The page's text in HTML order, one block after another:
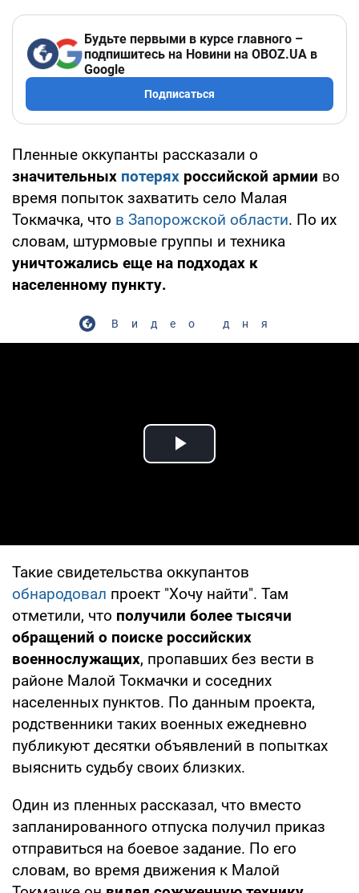
Будьте первыми в курсе главного –
подпишитесь на Новини на OBOZ.UA в
Google
Подписаться
Пленные оккупанты рассказали о
значительных потерях российской армии во
время попыток захватить село Малая
Токмачка, что в Запорожской области. По их
словам, штурмовые группы и техника
уничтожались еще на подходах к
населенному пункту.
Видео дня
Play Video
Такие свидетельства оккупантов
обнародовал проект "Хочу найти". Там
отметили, что получили более тысячи
обращений о поиске российских
военнослужащих, пропавших без вести в
районе Малой Токмачки и соседних
населенных пунктов. По данным проекта,
родственники таких военных ежедневно
публикуют десятки объявлений в попытках
выяснить судьбу своих близких.
Один из пленных рассказал, что вместо
запланированного отпуска получил приказ
отправиться на боевое задание. По его
словам, во время движения к Малой